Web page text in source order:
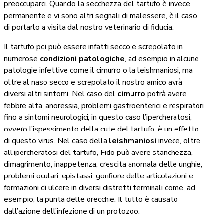
preoccuparci. Quando la secchezza del tartufo è invece
permanente e vi sono altri segnali di malessere, è il caso
di portarlo a visita dal nostro veterinario di fiducia.
Il tartufo poi può essere infatti secco e screpolato in
numerose condizioni patologiche, ad esempio in alcune
patologie infettive come il cimurro o la leishmaniosi, ma
oltre al naso secco e screpolato il nostro amico avrà
diversi altri sintomi. Nel caso del cimurro potrà avere
febbre alta, anoressia, problemi gastroenterici e respiratori
fino a sintomi neurologici; in questo caso l’ipercheratosi,
ovvero l’ispessimento della cute del tartufo, è un effetto
di questo virus. Nel caso della leishmaniosi invece, oltre
all’ipercheratosi del tartufo, Fido può avere stanchezza,
dimagrimento, inappetenza, crescita anomala delle unghie,
problemi oculari, epistassi, gonfiore delle articolazioni e
formazioni di ulcere in diversi distretti terminali come, ad
esempio, la punta delle orecchie. Il tutto è causato
dall’azione dell’infezione di un protozoo.